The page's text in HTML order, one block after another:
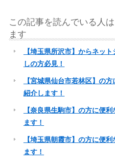
この記事を読んでいる人
ます
【埼玉県所沢市】からネッ
しの方必見！
【宮城県仙台市若林区】の
紹介します！
【奈良県生駒市】の方に便
ます！
【埼玉県朝霞市】の方に便
ます！